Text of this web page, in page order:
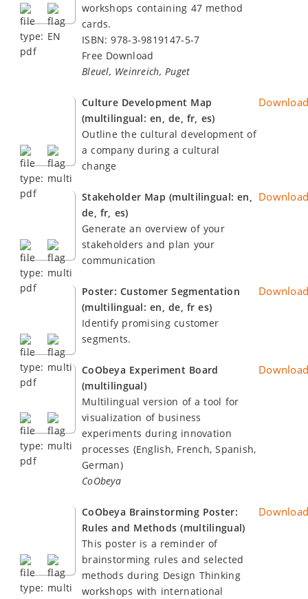
workshops containing 47 method
cards.
ISBN: 978-3-9819147-5-7
Free Download
Bleuel, Weinreich, Puget
Culture Development Map
(multilingual: en, de, fr, es)
Outline the cultural development of
a company during a cultural
change
Stakeholder Map (multilingual: en,
de, fr, es)
Generate an overview of your
stakeholders and plan your
communication
Poster: Customer Segmentation
(multilingual: en, de, fr es)
Identify promising customer
segments.
CoObeya Experiment Board
(multilingual)
Multilingual version of a tool for
visualization of business
experiments during innovation
processes (English, French, Spanish,
German)
CoObeya
CoObeya Brainstorming Poster:
Rules and Methods (multilingual)
This poster is a reminder of
brainstorming rules and selected
methods during Design Thinking
workshops with international